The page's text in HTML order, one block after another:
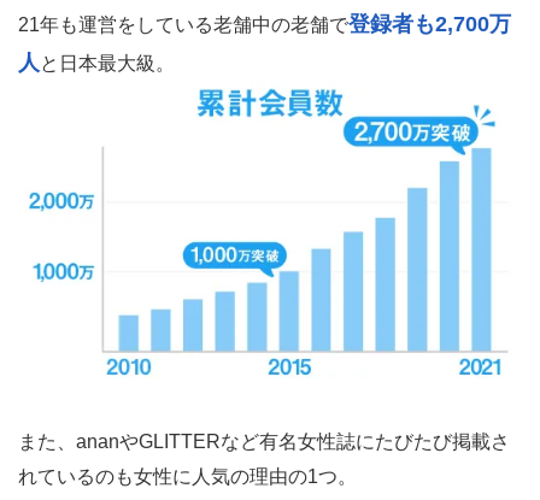
21年も運営をしている老舗中の老舗で登録者も2,700万
人と日本最大級。
また、ananやGLITTERなど有名女性誌にたびたび掲載さ
れているのも女性に人気の理由の1つ。